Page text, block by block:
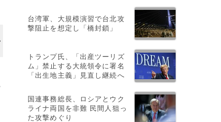
台湾軍、大規模演習で台北攻
撃阻止を想定し「橋封鎖」
トランプ氏、「出産ツーリズ
ム」禁止する大統領令に署名
「出生地主義」見直し継続へ
国連事務総長、ロシアとウク
ライナ両国を非難 民間人狙っ
た攻撃めぐり